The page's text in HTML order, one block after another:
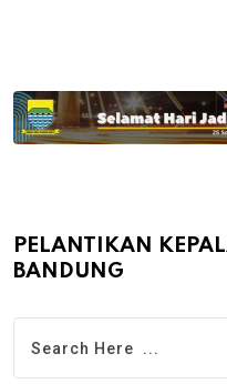
PELANTIKAN
BANDUNG